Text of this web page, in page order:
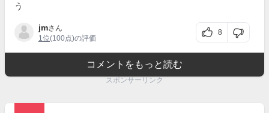
う
jmさん
1位(100点)の評価
8
コメントをもっと読む
スポンサーリンク